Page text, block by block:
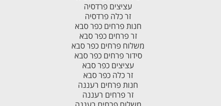
עציצים פרדסיה
זר כלה פרדסיה
חנות פרחים כפר סבא
זר פרחים כפר סבא
משלוח פרחים כפר סבא
סידור פרחים כפר סבא
עציצים כפר סבא
זר כלה כפר סבא
חנות פרחים רעננה
זר פרחים רעננה